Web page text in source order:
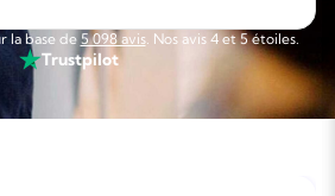
que je recommande sans
la base de 5 098 avis. Nos avis 4 et 5 étoiles.
Trustpilot